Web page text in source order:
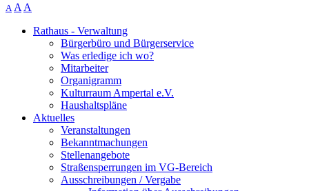
A A A
Rathaus - Verwaltung
Bürgerbüro und Bürgerservice
Was erledige ich wo?
Mitarbeiter
Organigramm
Kulturraum Ampertal e.V.
Haushaltspläne
Aktuelles
Veranstaltungen
Bekanntmachungen
Stellenangebote
Straßensperrungen im VG-Bereich
Ausschreibungen / Vergabe